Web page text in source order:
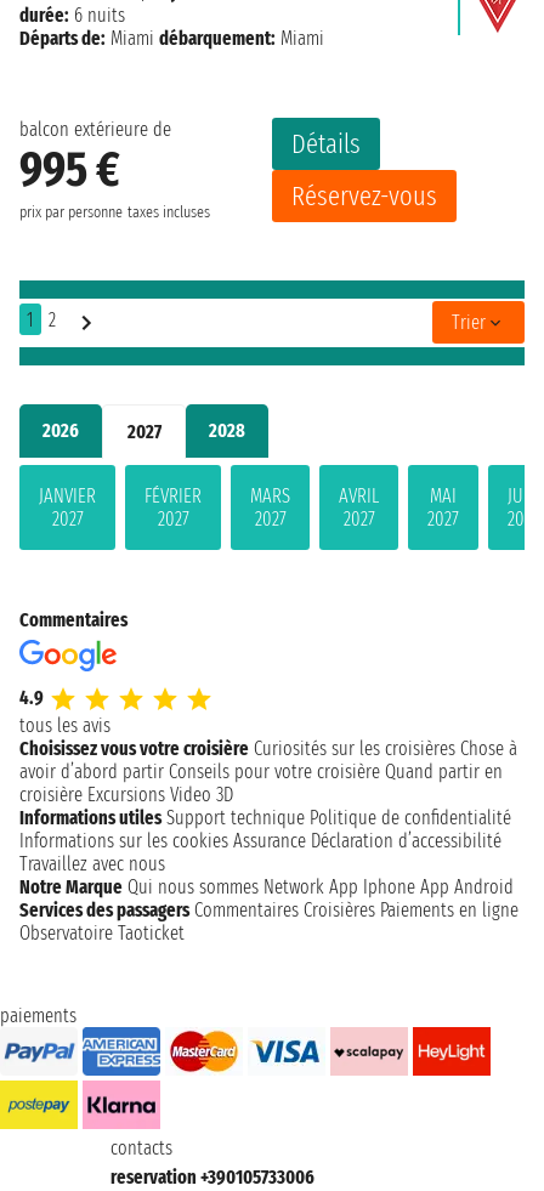
2026 2027 2028
JANVIER
2027
FÉVRIER
2027
MARS
2027
AVRIL
2027
MAI
2027
JUIN
2027
balcon extérieure de
995 €
prix par personne taxes incluses
Détails
Réservez-vous
durée: 6 nuits
Départs de: Miami débarquement: Miami
1 2 Trier
Commentaires
4.9
tous les avis
Choisissez vous votre croisière Curiosités sur les croisières Chose à
avoir d’abord partir Conseils pour votre croisière Quand partir en
croisière Excursions Video 3D
Informations utiles Support technique Politique de confidentialité
Informations sur les cookies Assurance Déclaration d’accessibilité
Travaillez avec nous
Notre Marque Qui nous sommes Network App Iphone App Android
Services des passagers Commentaires Croisières Paiements en ligne
Observatoire Taoticket
paiements
contacts
reservation +390105733006